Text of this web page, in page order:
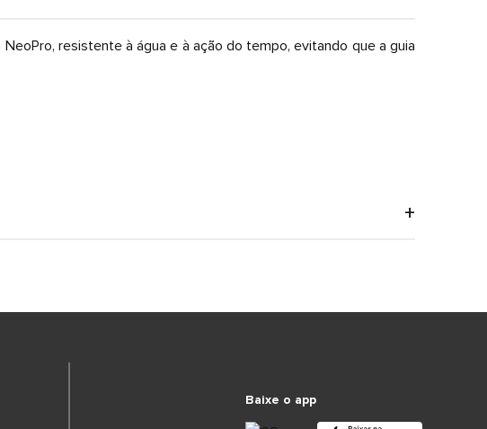
resistente à água e à ação do tempo, evitando que a guia
Baixe o app